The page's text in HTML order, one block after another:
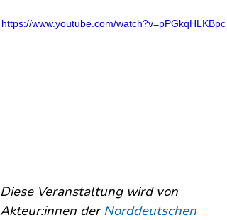
https://www.youtube.com/watch?v=pPGkqHLKBpc
Diese Veranstaltung wird von
Akteur:innen der Norddeutschen